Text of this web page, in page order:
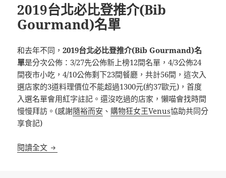
2019台北必比登推介(Bib
Gourmand)名單
和去年不同，2019台北必比登推介(Bib Gourmand)名
單是分次公佈：3/27先公佈新上榜12間名單，4/3公佈24
間夜市小吃，4/10公佈剩下23間餐廳，共計56間，這次入
選店家的3道料理價位不能超過1300元(約37歐元)，首度
入選名單會用紅字註記。還沒吃過的店家，懶喵會找時間
慢慢拜訪。(感謝隨裕而安 、 購物狂女王Venus協助共同分
享食記)
閱讀全文 2019台北必比登推介(Bib Gourmand)名單